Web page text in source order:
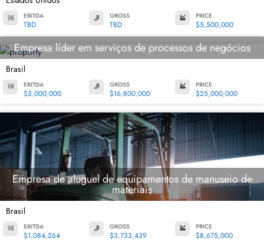
EBITDA
TBD
GROSS
TBD
PRICE
$5,500,000
Empresa líder em serviços de processos de negócios
Brasil
EBITDA
$3,000,000
GROSS
$16,800,000
PRICE
$25,000,000
Empresa de aluguel de equipamentos de manuseio de
materiais
Brasil
EBITDA
$1,084,264
GROSS
$3,733,439
PRICE
$8,675,000